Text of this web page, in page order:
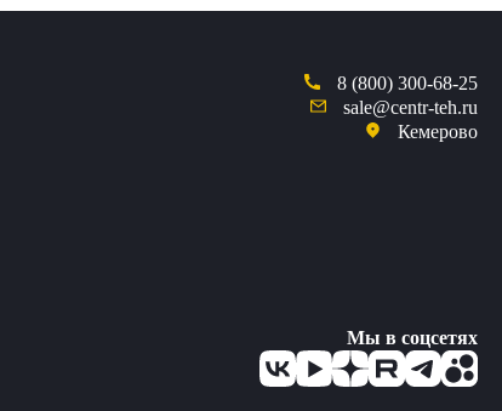
8 (800) 300-68-25
sale@centr-teh.ru
Кемерово
Мы в соцсетях